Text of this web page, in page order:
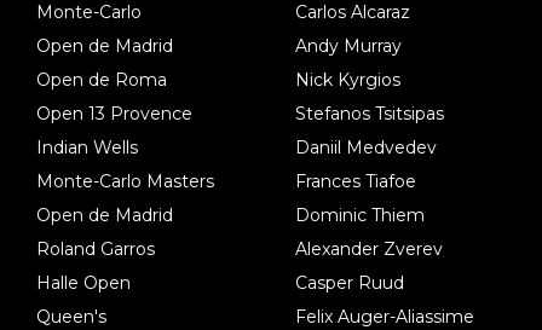
Monte-Carlo
Open de Madrid
Open de Roma
Open 13 Provence
Indian Wells
Monte-Carlo Masters
Open de Madrid
Roland Garros
Halle Open
Queen's
Carlos Alcaraz
Andy Murray
Nick Kyrgios
Stefanos Tsitsipas
Daniil Medvedev
Frances Tiafoe
Dominic Thiem
Alexander Zverev
Casper Ruud
Felix Auger-Aliassime